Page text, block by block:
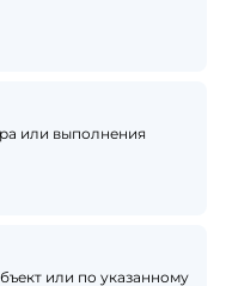
или выполнения
или по указанному